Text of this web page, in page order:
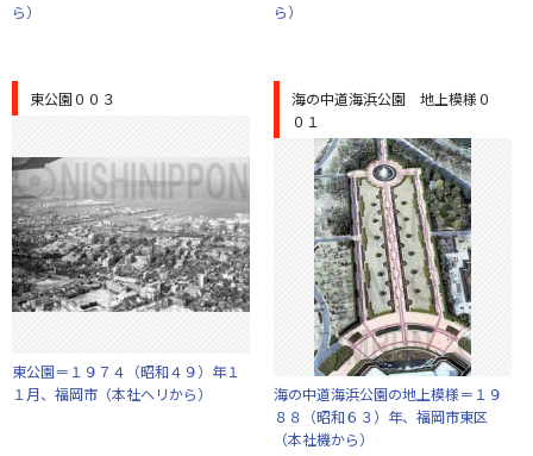
ら）
ら）
東公園００３
東公園＝１９７４（昭和４９）年１
１月、福岡市（本社ヘリから）
海の中道海浜公園 地上模様０
０１
海の中道海浜公園の地上模様＝１９
８８（昭和６３）年、福岡市東区
（本社機から）